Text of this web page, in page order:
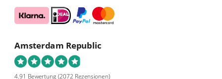
Amsterdam Republic
4.91 Bewertung (2072 Rezensionen)